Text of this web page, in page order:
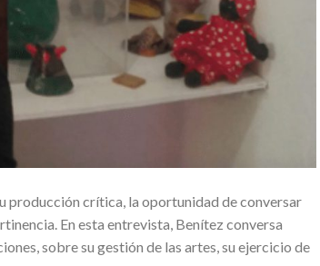
producción crítica, la oportunidad de conversar
En esta entrevista, Benítez conversa
sobre su gestión de las artes, su ejercicio de